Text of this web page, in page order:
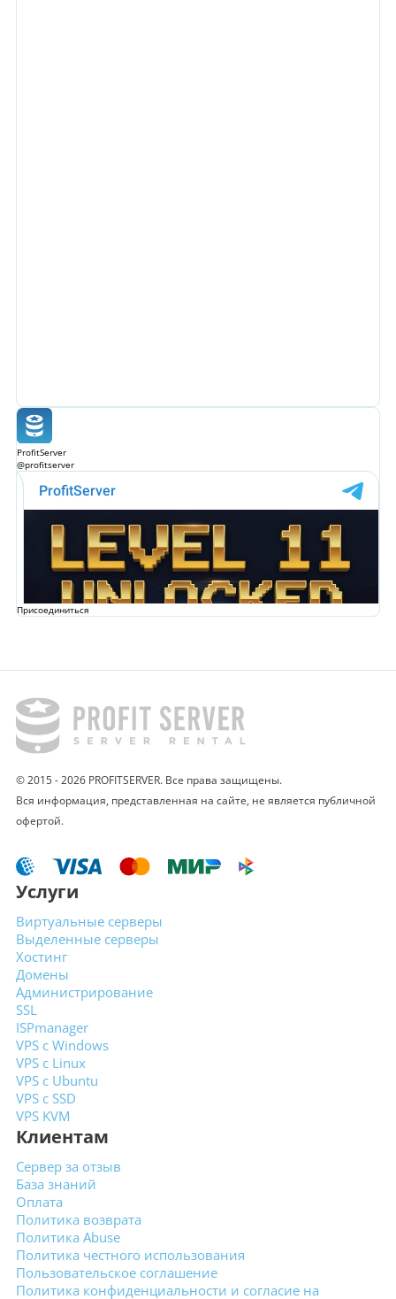
ProfitServer
@profitserver
Присоединиться
© 2015 - 2026 PROFITSERVER. Все права защищены.
Вся информация, представленная на сайте, не является публичной
офертой.
Услуги
Виртуальные серверы
Выделенные серверы
Хостинг
Домены
Администрирование
SSL
ISPmanager
VPS с Windows
VPS с Linux
VPS с Ubuntu
VPS с SSD
VPS KVM
Клиентам
Сервер за отзыв
База знаний
Оплата
Политика возврата
Политика Abuse
Политика честного использования
Пользовательское соглашение
Политика конфиденциальности и согласие на